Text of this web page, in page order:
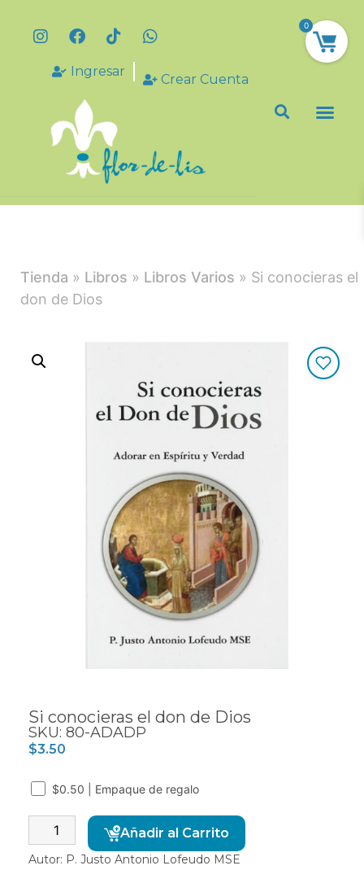
Ingresar
Crear Cuenta
Tienda » Libros » Libros Varios » Si conocieras el
don de Dios
Si conocieras el don de Dios
SKU: 80-ADADP
$3.50
$0.50 | Empaque de regalo
Añadir al Carrito
Autor: P. Justo Antonio Lofeudo MSE
0